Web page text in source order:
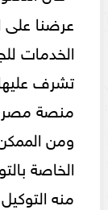
عرضنا على
الخدمات
تشرف عليها
منصة مصر
ومن
الخاصة
منه التوكيل.